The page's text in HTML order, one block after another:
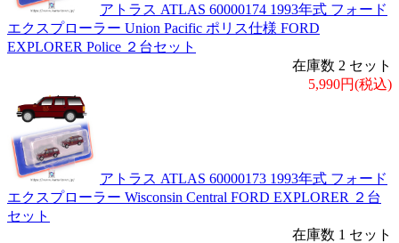
アトラス ATLAS 60000174 1993年式 フォード
エクスプローラー Union Pacific ポリス仕様 FORD
EXPLORER Police ２台セット
在庫数 2 セット
5,990円(税込)
アトラス ATLAS 60000173 1993年式 フォード
エクスプローラー Wisconsin Central FORD EXPLORER ２台
セット
在庫数 1 セット